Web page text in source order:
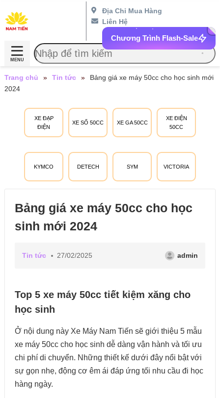
Địa Chỉ Mua Hàng
Liên Hệ
Chương Trình Flash-Sale
MENU
XE ĐẠP
ĐIỆN
XE SỐ 50CC XE GA 50CC
XE ĐIỆN
50CC
KYMCO DETECH SYM VICTORIA
Trang chủ » Tin tức »
Bảng giá xe máy 50cc cho học sinh mới
2024
Bảng giá xe máy 50cc cho học
sinh mới 2024
Tin tức 27/02/2025 admin
Top 5 xe máy 50cc tiết kiệm xăng cho
học sinh
Ở nội dung này Xe Máy Nam Tiến sẽ giới thiệu 5 mẫu
xe máy 50cc cho học sinh dễ dàng vận hành và tối ưu
chi phí di chuyển. Những thiết kế dưới đây nổi bật với
sự gọn nhẹ, động cơ êm ái đáp ứng tối nhu cầu đi học
hàng ngày.